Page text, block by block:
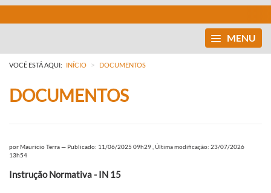
MENU
VOCÊ ESTÁ AQUI: INÍCIO > DOCUMENTOS
DOCUMENTOS
porMauricio Terra— Publicado: 11/06/2025 09h29 Última modificação: 23/07/2026
13h54
Instrução Normativa - IN 15